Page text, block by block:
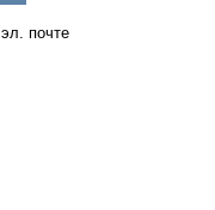
почте